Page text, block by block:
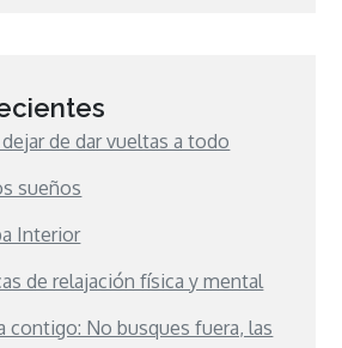
de dar vueltas a todo
sueños
Interior
de relajación física y mental
contigo: No busques fuera, las